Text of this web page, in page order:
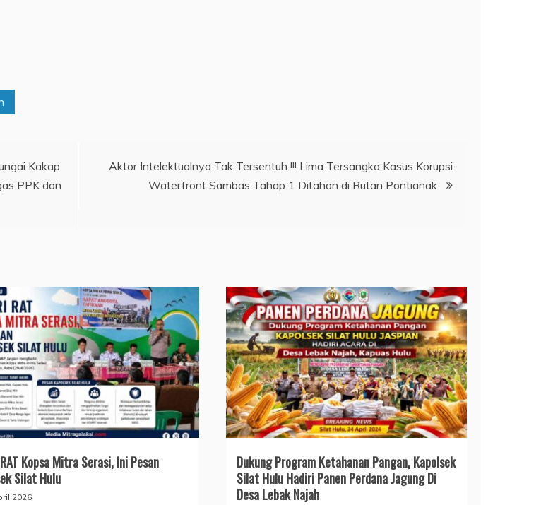
Kakap
PPK dan
Aktor Intelektualnya Tak Tersentuh !!! Lima Tersangka Kasus Korupsi
Waterfront Sambas Tahap 1 Ditahan di Rutan Pontianak.
Kopsa Mitra Serasi, Ini Pesan
Silat Hulu
2026
Dukung Program Ketahanan Pangan, Kapolsek
Silat Hulu Hadiri Panen Perdana Jagung Di
Desa Lebak Najah